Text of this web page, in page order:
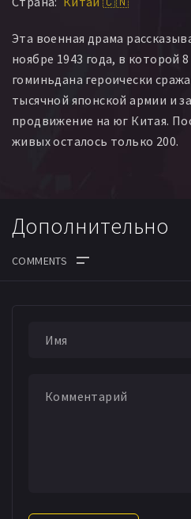
Эта военная драма
ноябре 1943 года, в которой
гоминьдана героически
тысячной японской армии и
продвижение на юг Китая.
живых осталось только 200.
Дополнительно